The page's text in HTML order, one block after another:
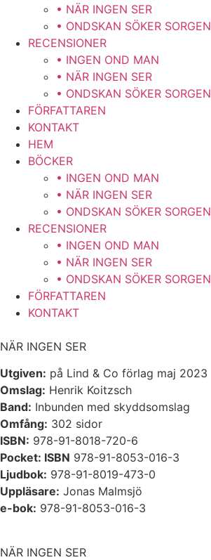
• NÄR INGEN SER
• ONDSKAN SÖKER SORGEN
RECENSIONER
• INGEN OND MAN
• NÄR INGEN SER
• ONDSKAN SÖKER SORGEN
FÖRFATTAREN
KONTAKT
HEM
BÖCKER
• INGEN OND MAN
• NÄR INGEN SER
• ONDSKAN SÖKER SORGEN
RECENSIONER
• INGEN OND MAN
• NÄR INGEN SER
• ONDSKAN SÖKER SORGEN
FÖRFATTAREN
KONTAKT
NÄR INGEN SER
Utgiven: på Lind & Co förlag maj 2023
Omslag: Henrik Koitzsch
Band: Inbunden med skyddsomslag
Omfång: 302 sidor
ISBN: 978-91-8018-720-6
Pocket: ISBN 978-91-8053-016-3
Ljudbok: 978-91-8019-473-0
Uppläsare: Jonas Malmsjö
e-bok: 978-91-8053-016-3
NÄR INGEN SER